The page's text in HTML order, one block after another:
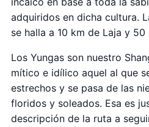
adquiridos en dicha cultura.
se halla a 10 km de Laja y
Los Yungas son nuestro
mítico e idílico aquel al que
estrechos y se pasa de las
floridos y soleados. Esa es
descripción de la ruta a